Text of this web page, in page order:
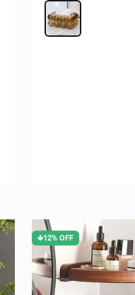
Cor
Dourado
🡻12% OFF